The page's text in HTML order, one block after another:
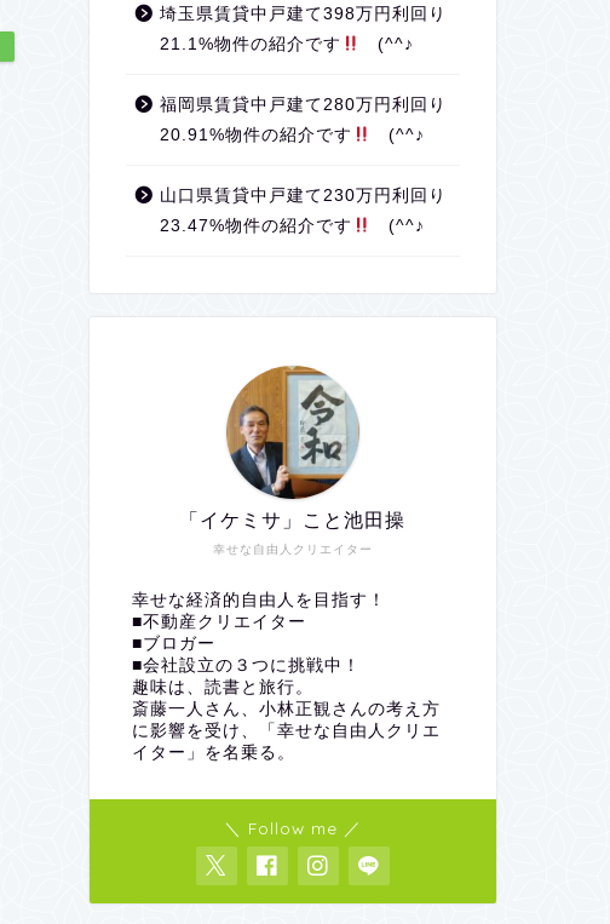
埼玉県賃貸中戸建て398万円利回り
21.1%物件の紹介です
(^^♪
福岡県賃貸中戸建て280万円利回り
20.91%物件の紹介です
(^^♪
山口県賃貸中戸建て230万円利回り
23.47%物件の紹介です
(^^♪
幸せな自由人クリエイター
「イケミサ」こと池田操
幸せな経済的自由人を目指す！
■不動産クリエイター
■ブロガー
■会社設立の３つに挑戦中！
趣味は、読書と旅行。
斎藤一人さん、小林正観さんの考え方
に影響を受け、「幸せな自由人クリエ
イター」を名乗る。
＼ Follow me ／